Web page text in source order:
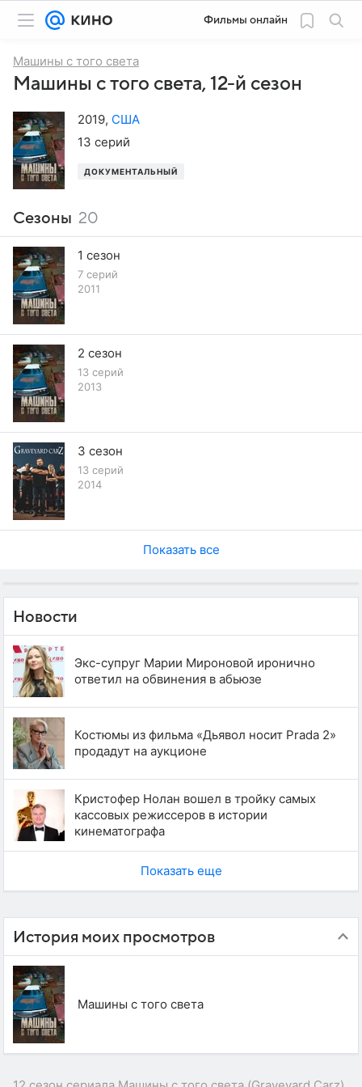
Фильмы онлайн
Машины с того света
Машины с того света, 12-й сезон
2019, США
13 серий
ДОКУМЕНТАЛЬНЫЙ
Сезоны 20
1 сезон
7 серий
2011
2 сезон
13 серий
2013
3 сезон
13 серий
2014
Показать все
Новости
Экс-супруг Марии Мироновой иронично
ответил на обвинения в абьюзе
Костюмы из фильма «Дьявол носит Prada 2»
продадут на аукционе
Кристофер Нолан вошел в тройку самых
кассовых режиссеров в истории
кинематографа
Показать еще
История моих просмотров
Машины с того света